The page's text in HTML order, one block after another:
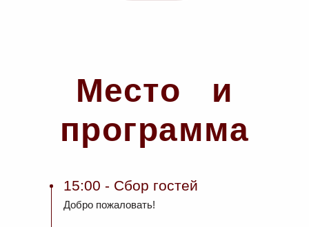
Место и
программа
15:00 - Сбор гостей
Добро пожаловать!